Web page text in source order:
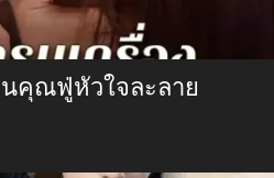
คุณฟู่หัวใจละลาย